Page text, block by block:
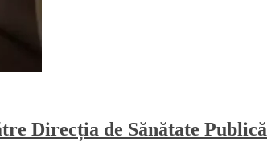
Direcția de Sănătate Publică